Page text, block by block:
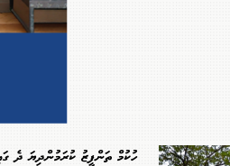
ހުކުމް ތަންފީޒު ކުރަމުންދިޔަ ދެ